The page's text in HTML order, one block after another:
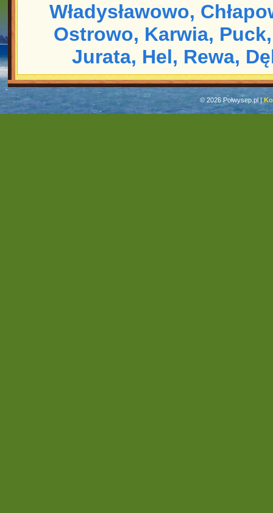
Władysławowo,
Ostrowo, Karwia, Puck,
Jurata, Hel, Rewa,
© 2026 Polwysep.pl |